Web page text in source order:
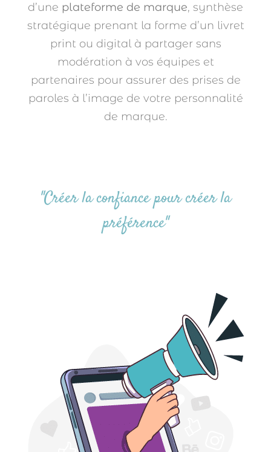
d’une plateforme de marque, synthèse
stratégique prenant la forme d’un livret
print ou digital à partager sans
modération à vos équipes et
partenaires pour assurer des prises de
paroles à l’image de votre personnalité
de marque.
"Créer la confiance pour créer la
préférence"